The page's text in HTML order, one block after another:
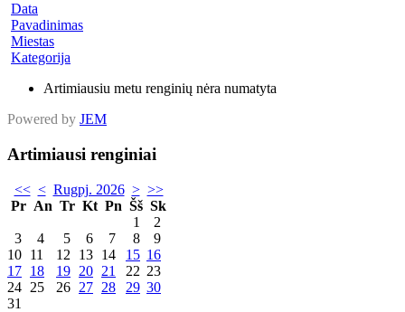
Data
Pavadinimas
Miestas
Kategorija
Artimiausiu metu renginių nėra numatyta
Powered by JEM
Artimiausi renginiai
<< < Rugpj. 2026 > >>
Pr An Tr Kt Pn Šš Sk
1
2
3
4 5 6 7 8
9
10 11 12 13 14 15 16
17 18 19 20 21 22 23
24 25 26 27 28 29 30
31